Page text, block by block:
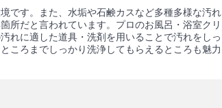
です。また、水垢や石鹸カスなど多種多様な汚れ
所だと言われています。プロのお風呂・浴室クリ
れに適した道具・洗剤を用いることで汚れをしっ
ころまでしっかり洗浄してもらえるところも魅力